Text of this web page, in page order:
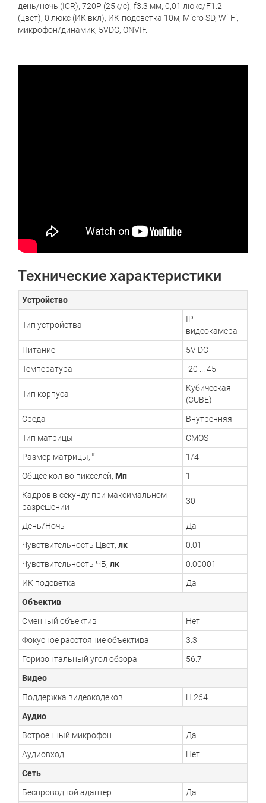
день/ночь (ICR), 720P (25к/с), f3.3 мм, 0,01 люкс/F1.2
(цвет), 0 люкс (ИК вкл), ИК-подсветка 10м, Micro SD, Wi-Fi,
микрофон/динамик, 5VDC, ONVIF.
Технические характеристики
Устройство
Тип устройства
IP-
видеокамера
Питание
5V DC
Температура
-20 ... 45
Тип корпуса
Кубическая
(CUBE)
Среда
Внутренняя
Тип матрицы
CMOS
Размер матрицы, "
1/4
Общее кол-во пикселей, Мп
1
Кадров в секунду при максимальном
разрешении
30
День/Ночь
Да
Чувствительность Цвет, лк
0.01
Чувствительность ЧБ, лк
0.00001
ИК подсветка
Да
Объектив
Сменный объектив
Нет
Фокусное расстояние объектива
3.3
Горизонтальный угол обзора
56.7
Видео
Поддержка видеокодеков
H.264
Аудио
Встроенный микрофон
Да
Аудиовход
Нет
Сеть
Беспроводной адаптер
Да